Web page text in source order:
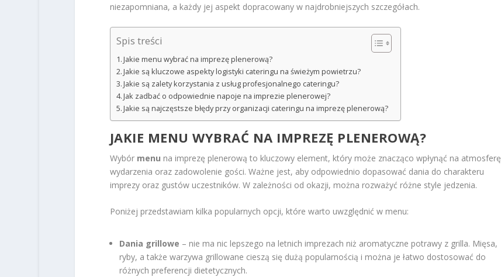
niezapomniana, a każdy jej aspekt dopracowany w najdrobniejszych szczegółach.
Spis treści
Jakie menu wybrać na imprezę plenerową?
Jakie są kluczowe aspekty logistyki cateringu na świeżym powietrzu?
Jakie są zalety korzystania z usług profesjonalnego cateringu?
Jak zadbać o odpowiednie napoje na imprezie plenerowej?
Jakie są najczęstsze błędy przy organizacji cateringu na imprezę plenerową?
JAKIE MENU WYBRAĆ NA IMPREZĘ PLENEROWĄ?
Wybór menu na imprezę plenerową to kluczowy element, który może znacząco wpłynąć na atmosferę
wydarzenia oraz zadowolenie gości. Ważne jest, aby odpowiednio dopasować dania do charakteru
imprezy oraz gustów uczestników. W zależności od okazji, można rozważyć różne style jedzenia.
Poniżej przedstawiam kilka popularnych opcji, które warto uwzględnić w menu:
Dania grillowe – nie ma nic lepszego na letnich imprezach niż aromatyczne potrawy z grilla. Mięsa,
ryby, a także warzywa grillowane cieszą się dużą popularnością i można je łatwo dostosować do
różnych preferencji dietetycznych.